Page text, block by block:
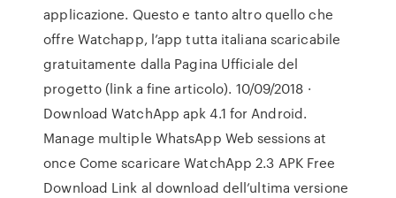
applicazione. Questo e tanto altro quello che
offre Watchapp, l’app tutta italiana scaricabile
gratuitamente dalla Pagina Ufficiale del
progetto (link a fine articolo). 10/09/2018 ·
Download WatchApp apk 4.1 for Android.
Manage multiple WhatsApp Web sessions at
once Come scaricare WatchApp 2.3 APK Free
Download Link al download dell’ultima versione